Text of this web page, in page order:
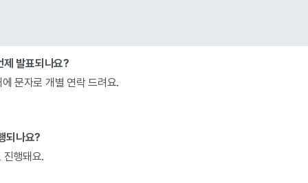
제 발표되나요?
문자로 개별 연락 드려요.
되나요?
행돼요.